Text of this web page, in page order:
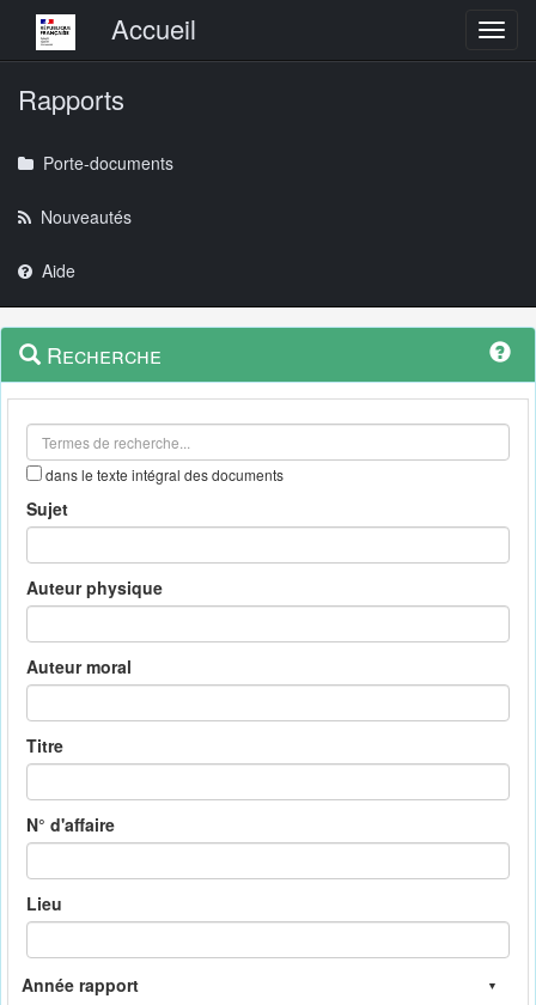
Menu principalAccueil
Rapports
Porte-documents
Nouveautés
Aide
Navigation
outils
Menu
contextuel
Recherche
dans le texte intégral des documents
Sujet
Auteur physique
Auteur moral
Titre
N° d'affaire
Lieu